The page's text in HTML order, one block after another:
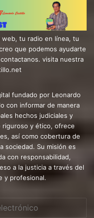
tu radio en línea, tu
que podemos ayudarte
visita nuestra
fundado por Leonardo
con informar de manera
hechos judiciales y
riguroso y ético, ofrece
así como cobertura de
sociedad. Su misión es
con responsabilidad,
a la justicia a través del
y profesional.